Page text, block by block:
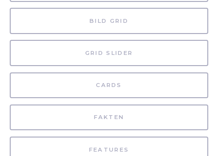
BILD GRID
GRID SLIDER
CARDS
FAKTEN
FEATURES